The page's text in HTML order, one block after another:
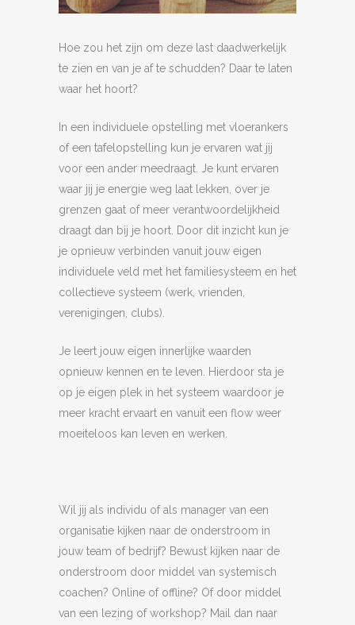
Hoe zou het zijn om deze last daadwerkelijk
te zien en van je af te schudden? Daar te laten
waar het hoort?
In een individuele opstelling met vloerankers
of een tafelopstelling kun je ervaren wat jij
voor een ander meedraagt. Je kunt ervaren
waar jij je energie weg laat lekken, over je
grenzen gaat of meer verantwoordelijkheid
draagt dan bij je hoort. Door dit inzicht kun je
je opnieuw verbinden vanuit jouw eigen
individuele veld met het familiesysteem en het
collectieve systeem (werk, vrienden,
verenigingen, clubs).
Je leert jouw eigen innerlijke waarden
opnieuw kennen en te leven. Hierdoor sta je
op je eigen plek in het systeem waardoor je
meer kracht ervaart en vanuit een flow weer
moeiteloos kan leven en werken.
Wil jij als individu of als manager van een
organisatie kijken naar de onderstroom in
jouw team of bedrijf? Bewust kijken naar de
onderstroom door middel van systemisch
coachen? Online of offline? Of door middel
van een lezing of workshop? Mail dan naar